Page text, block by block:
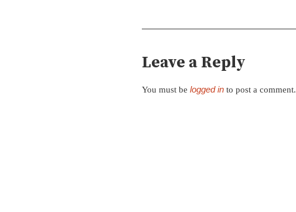
Leave a Reply
You must be logged in to post a comment.